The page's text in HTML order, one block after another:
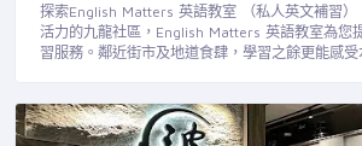
探索English Matters 英語教室 （私人英文補習）
活力的九龍社區，English Matters 英語教室為您
習服務。鄰近街市及地道食肆，學習之餘更能感受